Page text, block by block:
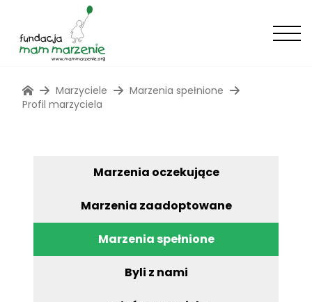
Marzyciele
Marzenia spełnione
Profil marzyciela
Marzenia oczekujące
Marzenia zaadoptowane
Marzenia spełnione
Byli z nami